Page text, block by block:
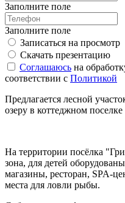
Заполните поле
Заполните поле
Записаться на просмотр
Скачать презентацию
Соглашаюсь на
соответствии с Политикой
Предлагается лесной
озеру в коттеджном
На территории посёлка
зона, для детей
магазины, ресторан, SPA-
места для ловли рыбы.